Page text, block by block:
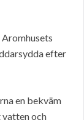
efter
en bekväm
och